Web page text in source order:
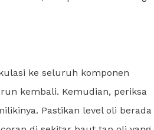
ke seluruh komponen
kembali. Kemudian, periksa
Pastikan level oli berada